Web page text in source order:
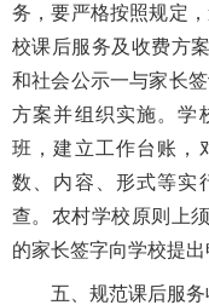
务，要严格按照规定
校课后服务及收费方
和社会公示一与家长
方案并组织实施。学
班，建立工作台账，
数、内容、形式等实
查。农村学校原则上
的家长签字向学校提
五、规范课后服